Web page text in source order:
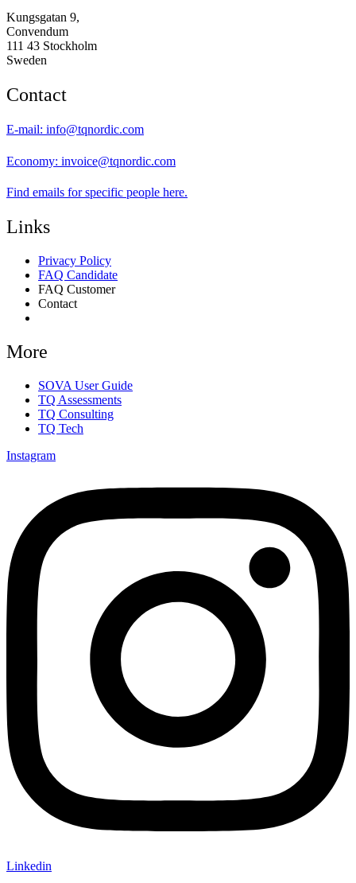
Kungsgatan 9,
Convendum
111 43 Stockholm
Sweden
Contact
E-mail: info@tqnordic.com
Economy: invoice@tqnordic.com
Find emails for specific people here.
Links
Privacy Policy
FAQ Candidate
FAQ Customer
Contact
More
SOVA User Guide
TQ Assessments
TQ Consulting
TQ Tech
Instagram
Linkedin